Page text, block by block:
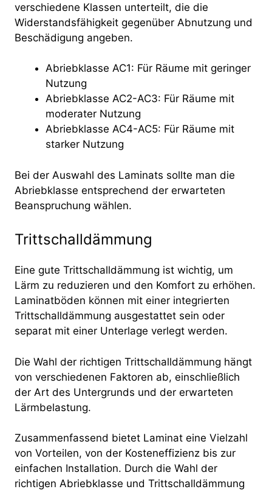
verschiedene Klassen unterteilt, die die
Widerstandsfähigkeit gegenüber Abnutzung und
Beschädigung angeben.
Abriebklasse AC1: Für Räume mit geringer
Nutzung
Abriebklasse AC2-AC3: Für Räume mit
moderater Nutzung
Abriebklasse AC4-AC5: Für Räume mit
starker Nutzung
Bei der Auswahl des Laminats sollte man die
Abriebklasse entsprechend der erwarteten
Beanspruchung wählen.
Trittschalldämmung
Eine gute Trittschalldämmung ist wichtig, um
Lärm zu reduzieren und den Komfort zu erhöhen.
Laminatböden können mit einer integrierten
Trittschalldämmung ausgestattet sein oder
separat mit einer Unterlage verlegt werden.
Die Wahl der richtigen Trittschalldämmung hängt
von verschiedenen Faktoren ab, einschließlich
der Art des Untergrunds und der erwarteten
Lärmbelastung.
Zusammenfassend bietet Laminat eine Vielzahl
von Vorteilen, von der Kosteneffizienz bis zur
einfachen Installation. Durch die Wahl der
richtigen Abriebklasse und Trittschalldämmung